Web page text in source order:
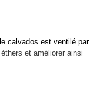
calvados est ventilé par
et améliorer ainsi